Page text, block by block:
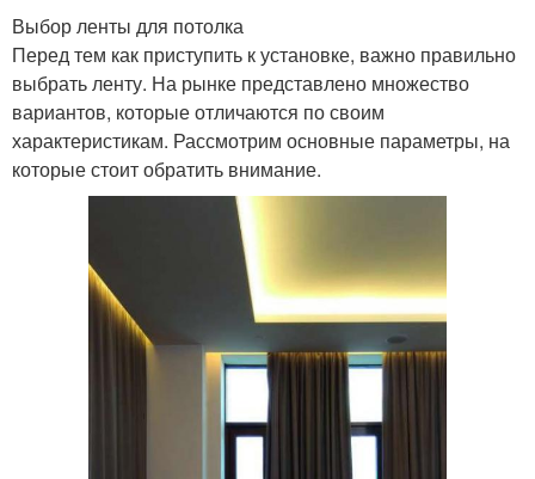
Выбор ленты для потолка
Перед тем как приступить к установке, важно правильно
выбрать ленту. На рынке представлено множество
вариантов, которые отличаются по своим
характеристикам. Рассмотрим основные параметры, на
которые стоит обратить внимание.